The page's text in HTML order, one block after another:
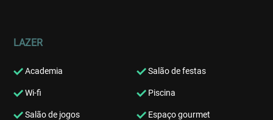
LAZER
Academia Salão de festas
Wi-fi Piscina
Salão de jogos Espaço gourmet